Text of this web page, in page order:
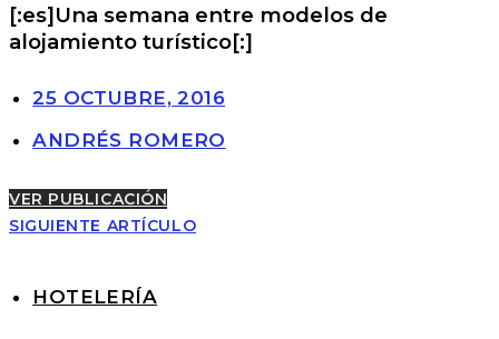
[:es]Una semana entre modelos de
alojamiento turístico[:]
25 OCTUBRE, 2016
ANDRÉS ROMERO
VER PUBLICACIÓN
SIGUIENTE ARTÍCULO
HOTELERÍA